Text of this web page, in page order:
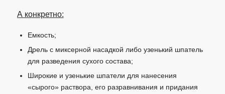
А конкретно:
Емкость;
Дрель с миксерной насадкой либо узенький шпатель
для разведения сухого состава;
Широкие и узенькие шпатели для нанесения
«сырого» раствора, его разравнивания и придания